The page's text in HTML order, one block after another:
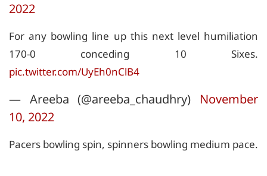
2022
For any bowling line up this next level humiliation
170-0 conceding 10 Sixes.
pic.twitter.com/UyEh0nClB4
— Areeba (@areeba_chaudhry) November
10, 2022
Pacers bowling spin, spinners bowling medium pace.